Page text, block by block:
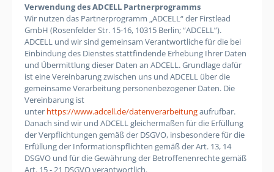
Verwendung des ADCELL Partnerprogramms
Wir nutzen das Partnerprogramm „ADCELL“ der Firstlead
GmbH (Rosenfelder Str. 15-16, 10315 Berlin; “ADCELL”).
ADCELL und wir sind gemeinsam Verantwortliche für die bei
Einbindung des Dienstes stattfindende Erhebung Ihrer Daten
und Übermittlung dieser Daten an ADCELL. Grundlage dafür
ist eine Vereinbarung zwischen uns und ADCELL über die
gemeinsame Verarbeitung personenbezogener Daten. Die
Vereinbarung ist
unter https://www.adcell.de/datenverarbeitungaufrufbar.
Danach sind wir und ADCELL gleichermaßen für die Erfüllung
der Verpflichtungen gemäß der DSGVO, insbesondere für die
Erfüllung der Informationspflichten gemäß der Art. 13, 14
DSGVO und für die Gewährung der Betroffenenrechte gemäß
Art. 15 - 21 DSGVO verantwortlich.